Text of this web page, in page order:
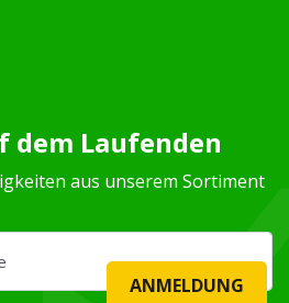
dem Laufenden
aus unserem Sortiment
ANMELDUNG